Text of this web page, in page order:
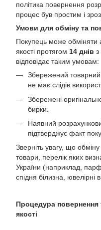
політика повернення
процес був простим і
Умови для обміну та
Покупець може обміняти
якості протягом 14 днів з
відповідає таким умовам:
Збережений товарний
не має слідів
Збережені
бирки.
Наявний
підтверджує факт
Зверніть увагу, що
товари, перелік яких
України (наприклад,
спідня білизна, ювелірні
Процедура повернення
якості